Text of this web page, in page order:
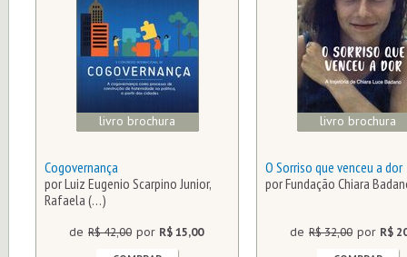
livro brochura
Cogovernança
por Luiz Eugenio Scarpino Junior,
Rafaela (…)
de R$ 42,00 por R$ 15,00
livro brochura
O Sorriso que venceu a dor
por Fundação Chiara
de R$ 32,00 por R$